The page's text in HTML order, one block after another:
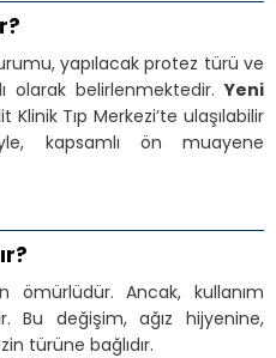
yapılacak protez türü ve
olarak belirlenmektedir.Yeni
Klinik Tıp Merkezi’te ulaşılabilir
kapsamlı ön muayene
ömürlüdür. Ancak, kullanım
Bu değişim, ağız hijyenine,
türüne bağlıdır.